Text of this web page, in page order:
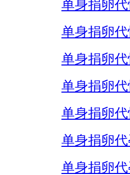
单身捐卵
单身捐卵
单身捐卵
单身捐卵
单身捐卵代
单身捐卵
单身捐卵